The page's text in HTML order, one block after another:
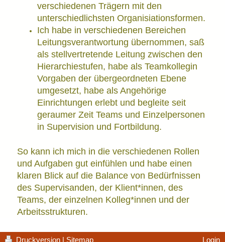
verschiedenen Trägern mit den
unterschiedlichsten Organisiationsformen.
Ich habe in verschiedenen Bereichen
Leitungsverantwortung übernommen, saß
als stellvertretende Leitung zwischen den
Hierarchiestufen, habe als Teamkollegin
Vorgaben der übergeordneten Ebene
umgesetzt, habe als Angehörige
Einrichtungen erlebt und begleite seit
geraumer Zeit Teams und Einzelpersonen
in Supervision und Fortbildung.
So kann ich mich in die verschiedenen Rollen
und Aufgaben gut einfühlen und habe einen
klaren Blick auf die Balance von Bedürfnissen
des Supervisanden, der Klient*innen, des
Teams, der einzelnen Kolleg*innen und der
Arbeitsstrukturen.
Druckversion | Sitemap Login